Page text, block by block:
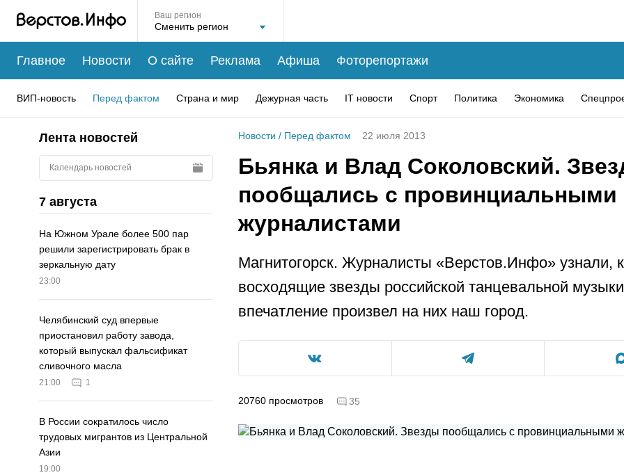
Ваш регион
Главное Новости О сайте Реклама Афиша Фоторепортажи
ВИП-новость Перед фактом Страна и мир Дежурная часть IT новости Спорт Политика Экономика
Лента новостей
Календарь новостей
7 августа
На Южном Урале более 500 пар
решили зарегистрировать брак в
зеркальную дату
23:00
Челябинский суд впервые
приостановил работу завода,
который выпускал фальсификат
сливочного масла
21:00 1
В России сократилось число
трудовых мигрантов из Центральной
Азии
19:00
Новости / Перед фактом 22 июля 2013
Бьянка и Влад Соколовский.
пообщались с провинциальными
журналистами
Магнитогорск. Журналисты «Верстов.Инфо» узнали,
восходящие звезды российской танцевальной
впечатление произвел на них наш город.
20760 просмотров 35